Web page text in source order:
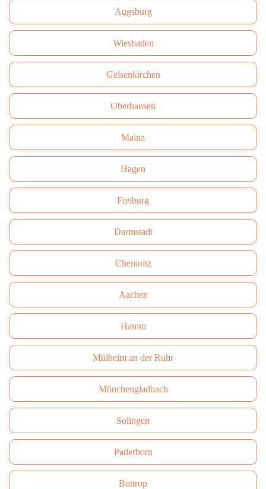
Augsburg
Wiesbaden
Gelsenkirchen
Oberhausen
Mainz
Hagen
Freiburg
Darmstadt
Сhemnitz
Aachen
Hamm
Mülheim an der Ruhr
Mönchengladbach
Solingen
Paderborn
Bottrop